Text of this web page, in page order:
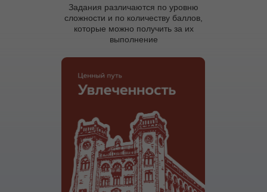
Задания различаются по уровню
сложности и по количеству баллов,
которые можно получить за их
выполнение